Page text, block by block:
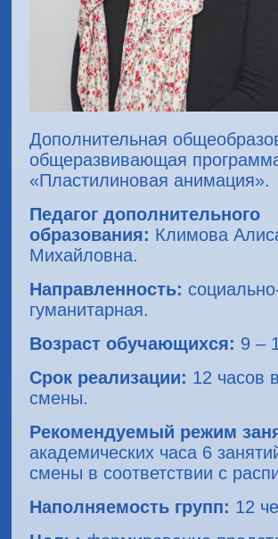
Дополнительная
общеразвивающая
«Пластилиновая анимация».
Педагог дополнительного
образования: Климова
Михайловна.
Направленность:
гуманитарная.
Возраст обучающихся: 9 –
Срок реализации: 12 часов
смены.
Рекомендуемый режим
академических часа 6
смены в соответствии с
Наполняемость групп: 12